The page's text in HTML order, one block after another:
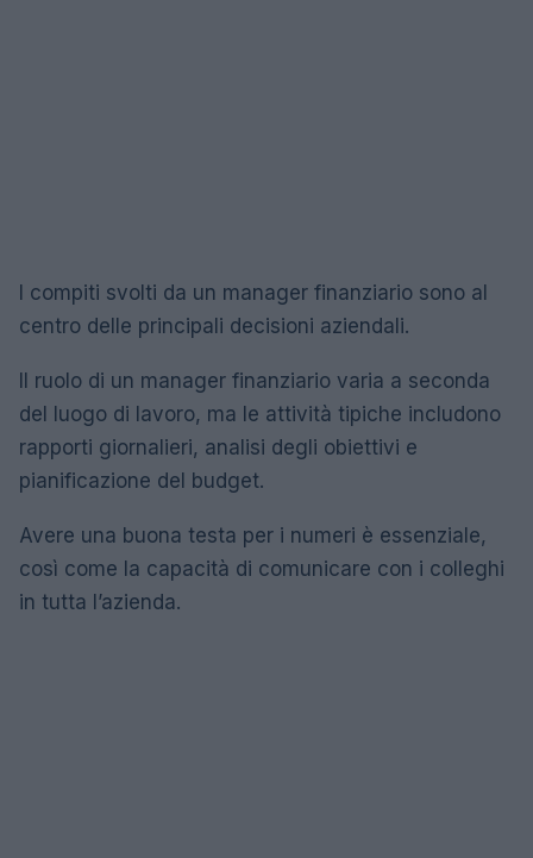
I compiti svolti da un manager finanziario sono al
centro delle principali decisioni aziendali.
Il ruolo di un manager finanziario varia a seconda
del luogo di lavoro, ma le attività tipiche includono
rapporti giornalieri, analisi degli obiettivi e
pianificazione del budget.
Avere una buona testa per i numeri è essenziale,
così come la capacità di comunicare con i colleghi
in tutta l’azienda.